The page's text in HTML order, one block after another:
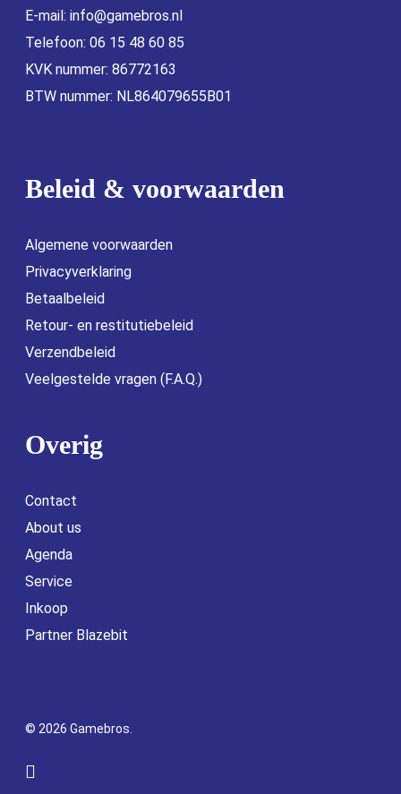
E-mail: info@gamebros.nl
Telefoon: 06 15 48 60 85
KVK nummer: 86772163
BTW nummer: NL864079655B01
Beleid & voorwaarden
Algemene voorwaarden
Privacyverklaring
Betaalbeleid
Retour- en restitutiebeleid
Verzendbeleid
Veelgestelde vragen (F.A.Q.)
Overig
Contact
About us
Agenda
Service
Inkoop
Partner Blazebit
© 2026 Gamebros.
facebook